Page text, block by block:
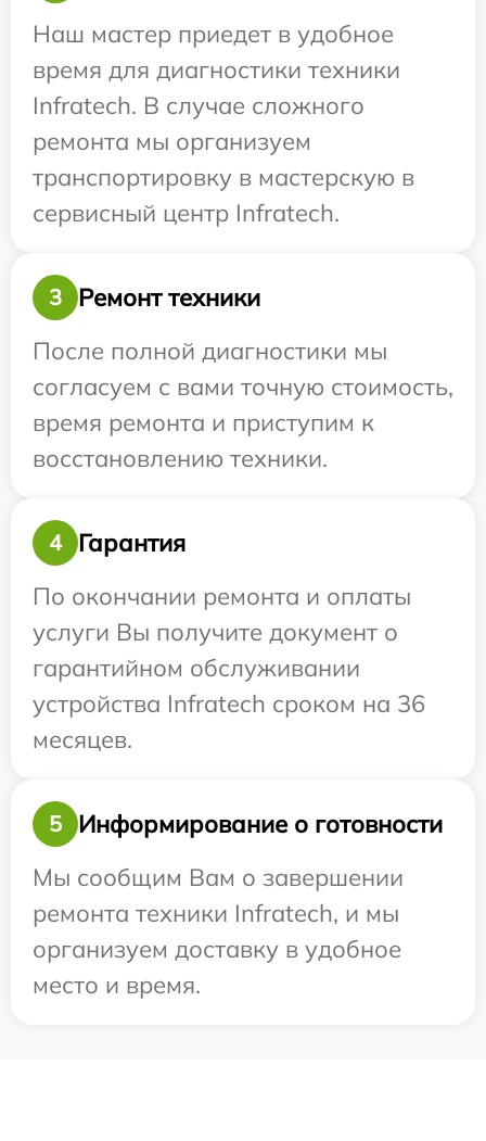
Наш мастер приедет в удобное
время для диагностики техники
Infratech. В случае сложного
ремонта мы организуем
транспортировку в мастерскую в
сервисный центр Infratech.
3
Ремонт техники
После полной диагностики мы
согласуем с вами точную стоимость,
время ремонта и приступим к
восстановлению техники.
4
Гарантия
По окончании ремонта и оплаты
услуги Вы получите документ о
гарантийном обслуживании
устройства Infratech сроком на 36
месяцев.
5
Информирование о готовности
Мы сообщим Вам о завершении
ремонта техники Infratech, и мы
организуем доставку в удобное
место и время.